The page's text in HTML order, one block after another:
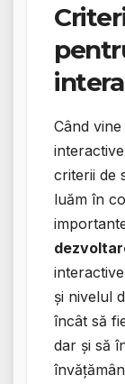
Când
criterii de
luăm în
și nivelul
încât să
dar și să